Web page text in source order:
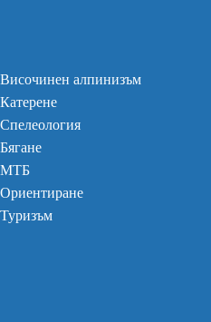
Височинен алпинизъм
Катерене
Спелеология
Бягане
МТБ
Ориентиране
Туризъм